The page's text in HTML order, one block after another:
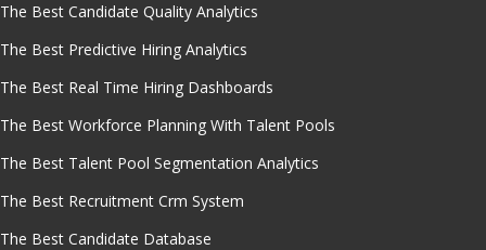
The Best Candidate Quality Analytics
The Best Predictive Hiring Analytics
The Best Real Time Hiring Dashboards
The Best Workforce Planning With Talent Pools
The Best Talent Pool Segmentation Analytics
The Best Recruitment Crm System
The Best Candidate Database